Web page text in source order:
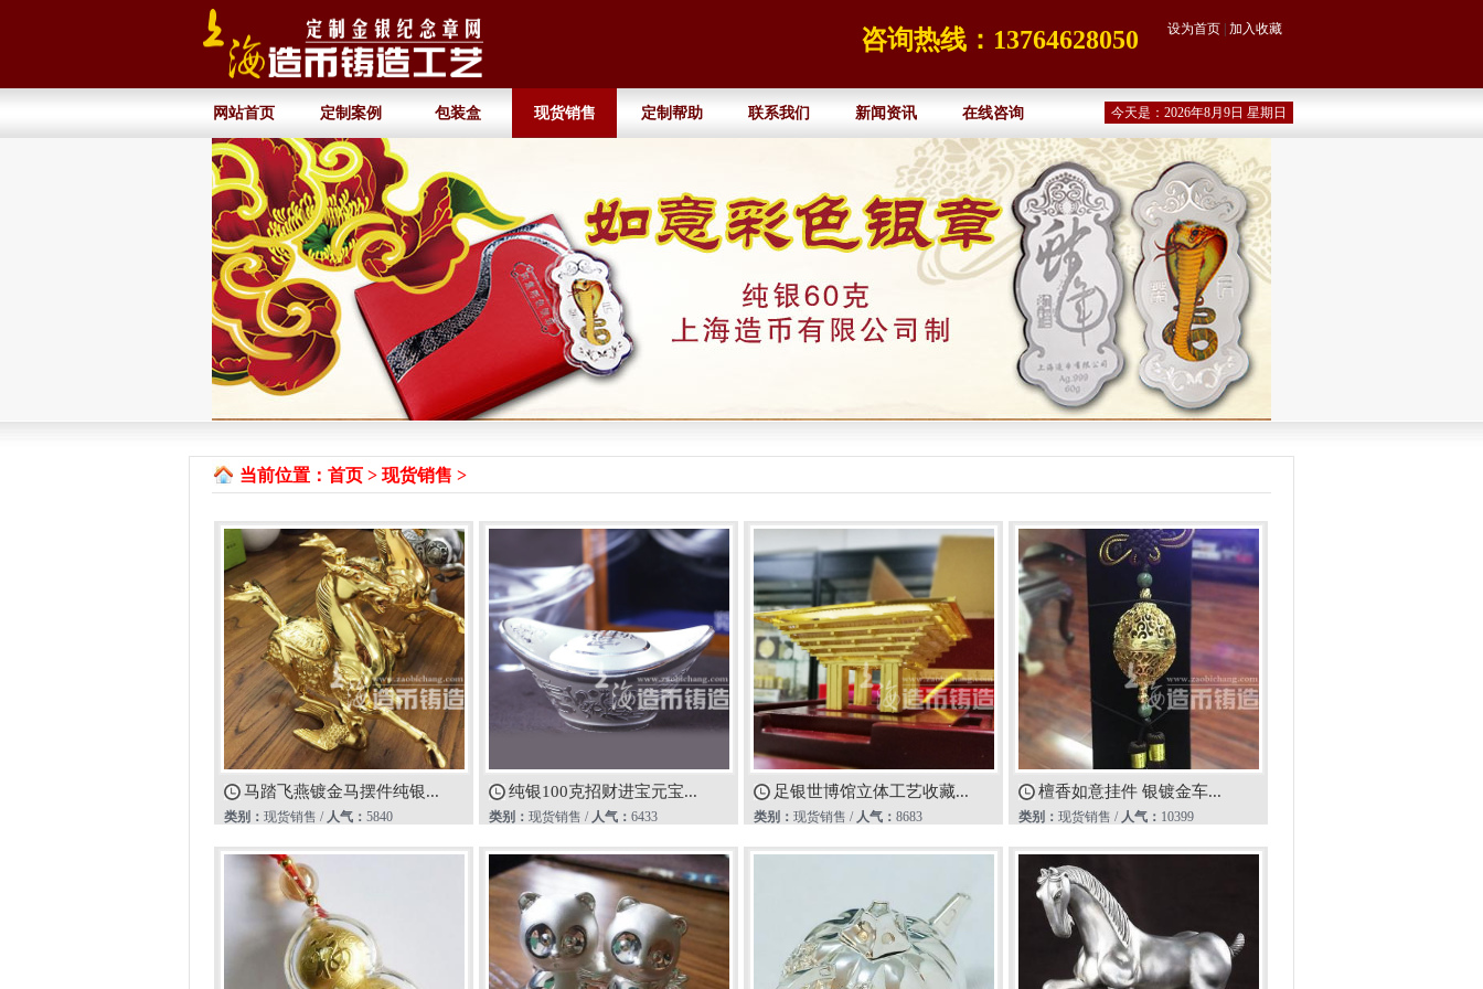
咨询热线：13764628050 设为首页 加入收藏
网站首页 定制案例 包装盒 现货销售 定制帮助 联系我们 新闻资讯 在线咨询 今天是：2026年8月9日 星期日
当前位置： 首页 > 现货销售 >
马踏飞燕镀金马摆件纯银...
类别： 现货销售 / 人气： 5840
纯银100克招财进宝元宝...
类别： 现货销售 / 人气： 6433
足银世博馆立体工艺收藏...
类别： 现货销售 / 人气： 8683
檀香如意挂件 银镀金车...
类别： 现货销售 / 人气： 10399